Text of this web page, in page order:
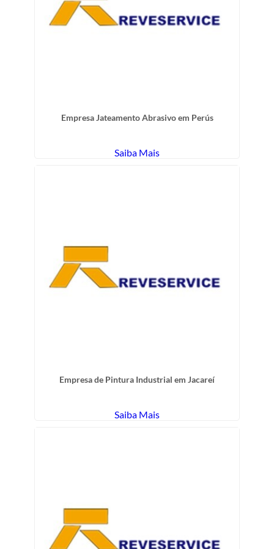
Empresa Jateamento Abrasivo em Perús
Saiba Mais
Empresa de Pintura Industrial em Jacareí
Saiba Mais